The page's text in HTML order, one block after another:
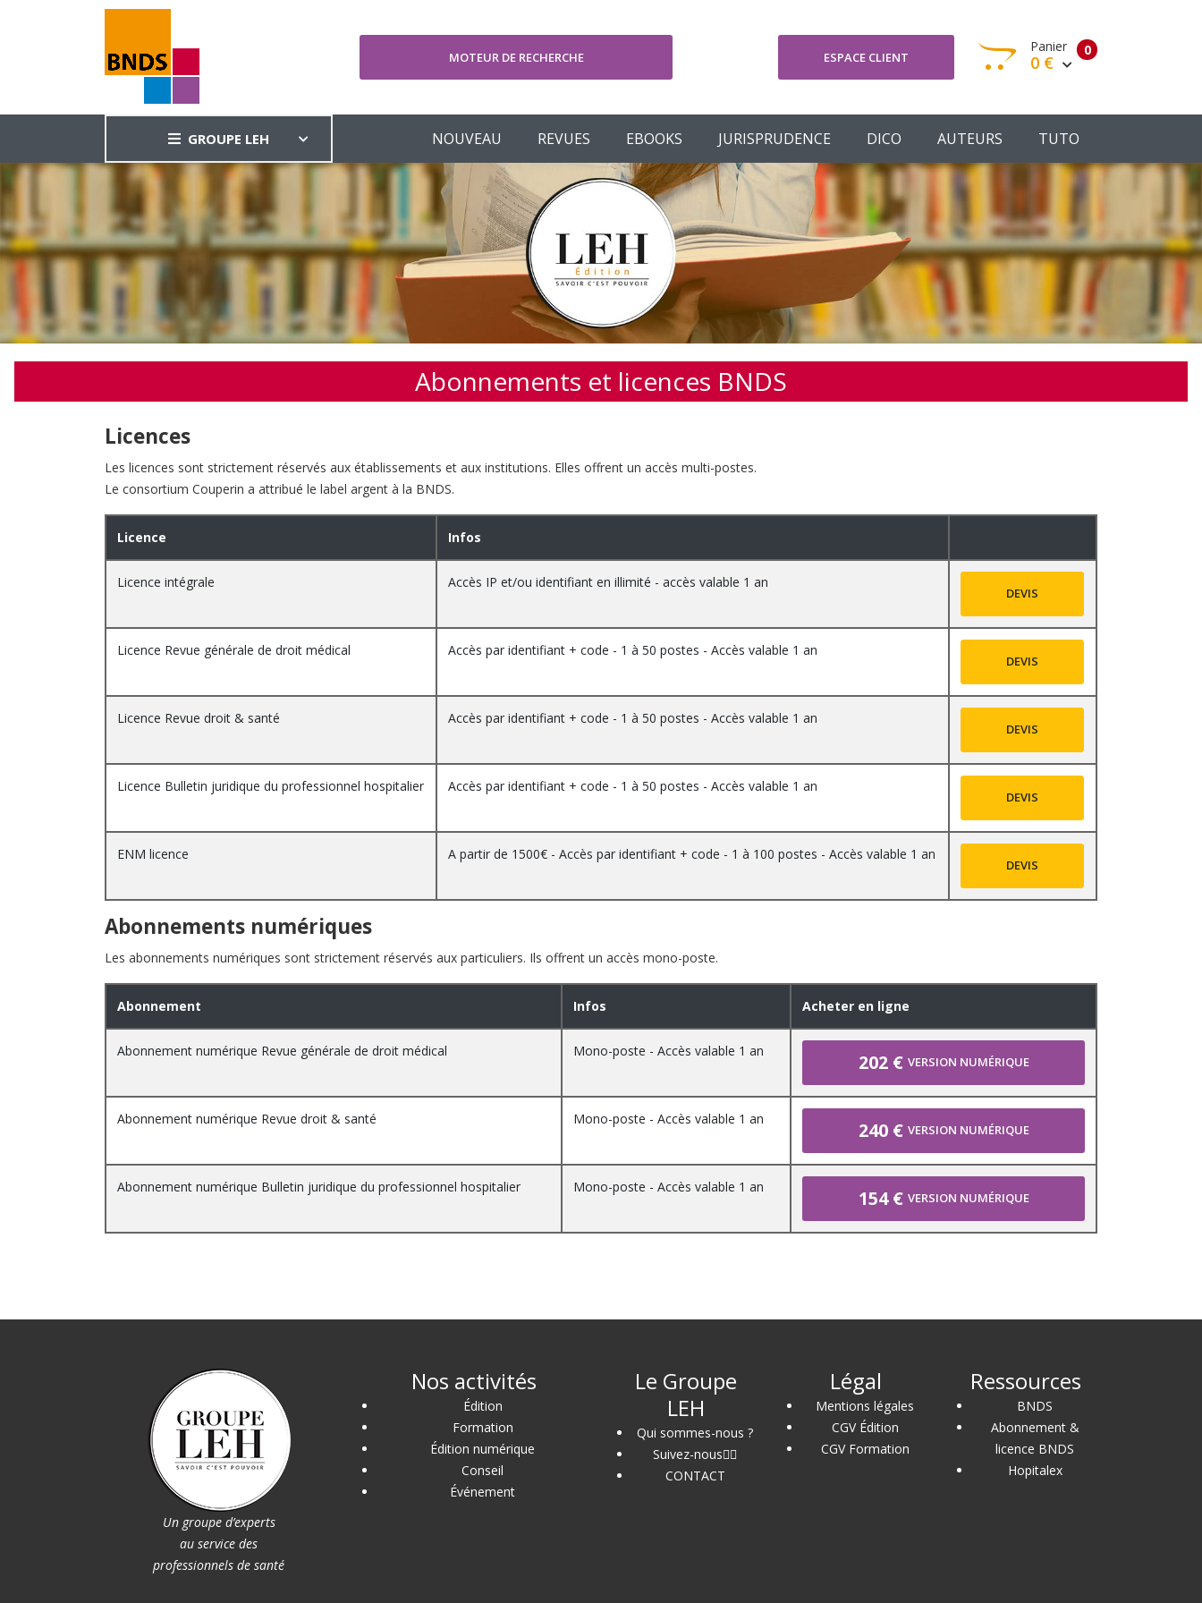
MOTEUR DE RECHERCHE ESPACE CLIENT 0
Panier
0 €
Votre panier est vide
Votre Panier Commander
GROUPE LEH NOUVEAU REVUES EBOOKS JURISPRUDENCE DICO AUTEURS TUTO
Abonnements et licences BNDS
Licences
Les licences sont strictement réservés aux établissements et aux institutions. Elles offrent un accès multi-postes.
Le consortium Couperin a attribué le label argent à la BNDS.
Licence Infos
Licence intégrale Accès IP et/ou identifiant en illimité - accès valable 1 an
DEVIS
Licence Revue générale de droit médical Accès par identifiant + code - 1 à 50 postes - Accès valable 1 an
DEVIS
Licence Revue droit & santé Accès par identifiant + code - 1 à 50 postes - Accès valable 1 an
DEVIS
Licence Bulletin juridique du professionnel hospitalier Accès par identifiant + code - 1 à 50 postes - Accès valable 1 an
DEVIS
ENM licence A partir de 1500€ - Accès par identifiant + code - 1 à 100 postes - Accès valable 1 an
DEVIS
Abonnements numériques
Les abonnements numériques sont strictement réservés aux particuliers. Ils offrent un accès mono-poste.
Abonnement Infos Acheter en ligne
Abonnement numérique Revue générale de droit médical Mono-poste - Accès valable 1 an 202 € VERSION NUMÉRIQUE
Abonnement numérique Revue droit & santé Mono-poste - Accès valable 1 an 240 € VERSION NUMÉRIQUE
Abonnement numérique Bulletin juridique du professionnel hospitalier Mono-poste - Accès valable 1 an 154 € VERSION NUMÉRIQUE
Un groupe d’experts
au service des
professionnels de santé
Nos activités
Édition
Formation
Édition numérique
Conseil
Événement
Le Groupe
LEH
Qui sommes-nous ?
Suivez-nous
CONTACT
Légal
Mentions légales
CGV Édition
CGV Formation
Ressources
BNDS
Abonnement &
licence BNDS
Hopitalex